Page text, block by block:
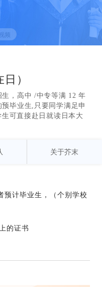
频
）
，高中 /中专等满 12 年
毕业生,只要同学满足申
可直接赴日就读日本大
关于芥末
预计毕业生，（个别学校
的证书